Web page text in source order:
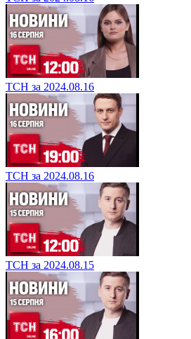
ТСН за 2024.08.16
ТСН за 2024.08.16
ТСН за 2024.08.15